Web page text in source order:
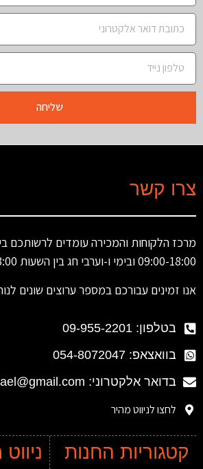
שליחה
קטגוריות החנות
צרו קשר
מרכז הלקוחות והמכירה עומדים לרשותכם
09:00-18:00 ובימי ו-וערבי חג בין השעות 09:00-13:00
אנו זמינים עבורכם במספר ערוצים שונים
בטלפון: 09-955-2201
בוואצאפ: 054-8072047
בדואר אלקטרוני: konabikeisrael@gmail.com
לחצו לניווט מהיר